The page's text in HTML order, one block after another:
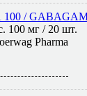
/
100 мг / 20 шт.
Pharma